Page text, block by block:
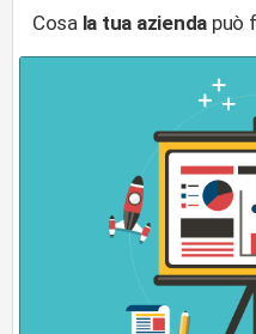
Cosa la tua azienda può